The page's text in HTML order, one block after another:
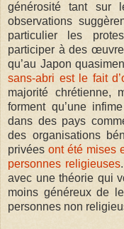
générosité tant sur
observations
particulier les
participer à des
qu’au Japon
sans-abri est le fait
majorité chrétienne,
forment qu’une
dans des pays
des organisations
privées ont été mises
personnes religieuses
avec une théorie qui
moins généreux de
personnes non